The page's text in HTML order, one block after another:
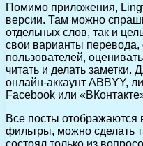
Помимо приложения,
версии. Там можно
отдельных слов, так и
свои варианты перевода,
пользователей,
читать и делать заметки.
онлайн-аккаунт ABBYY,
Facebook или
Все посты отображаются
фильтры, можно сделать
состоял только из